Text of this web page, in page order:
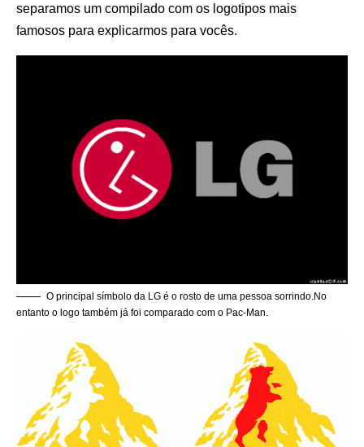
separamos um compilado com os logotipos mais
famosos para explicarmos para vocês.
O principal símbolo da LG é o rosto de uma pessoa sorrindo.No
entanto o logo também já foi comparado com o Pac-Man.